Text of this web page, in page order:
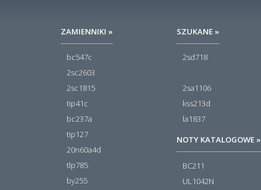
ZAMIENNIKI »
bc547c
2sc2603
2sc1815
tip41c
bc237a
tip127
20n60a4d
tlp785
by255
SZUKANE »
2sd718
2sa1106
kss213d
la1837
NOTY KATALOGOWE »
BC211
UL1042N